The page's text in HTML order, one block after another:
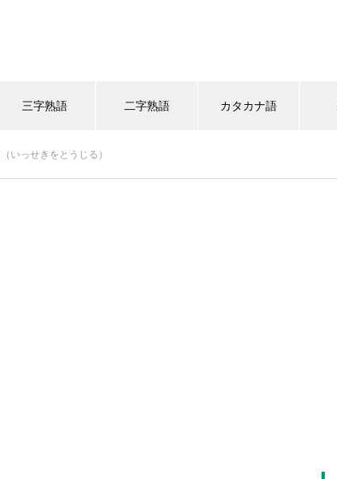
三字熟語 二字熟語 カタカナ語
いっせきをとうじる）